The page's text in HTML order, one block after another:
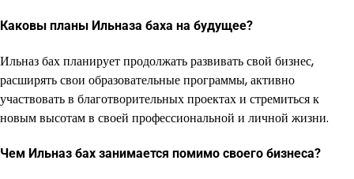
Каковы планы Ильназа баха на будущее?
Ильназ бах планирует продолжать развивать свой бизнес,
расширять свои образовательные программы, активно
участвовать в благотворительных проектах и стремиться к
новым высотам в своей профессиональной и личной жизни.
Чем Ильназ бах занимается помимо своего бизнеса?